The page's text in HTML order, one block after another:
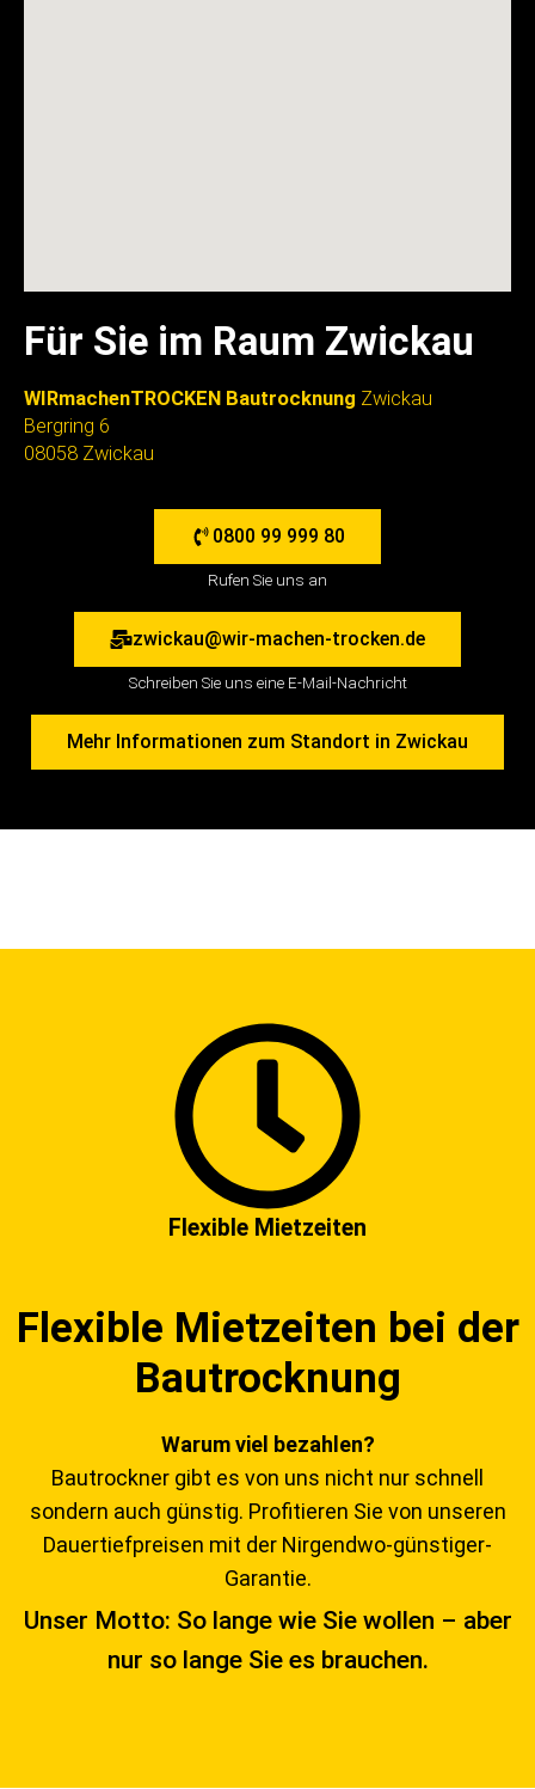
Für Sie im Raum Zwickau
WIRmachenTROCKEN Bautrocknung Zwickau
Bergring 6
08058 Zwickau
0800 99 999 80
Rufen Sie uns an
zwickau@wir-machen-trocken.de
Schreiben Sie uns eine E-Mail-Nachricht
Mehr Informationen zum Standort in Zwickau
Flexible Mietzeiten
Flexible Mietzeiten bei der
Bautrocknung
Warum viel bezahlen?
Bautrockner gibt es von uns nicht nur schnell
sondern auch günstig. Profitieren Sie von unseren
Dauertiefpreisen mit der Nirgendwo-günstiger-
Garantie.
Unser Motto: So lange wie Sie wollen – aber
nur so lange Sie es brauchen.